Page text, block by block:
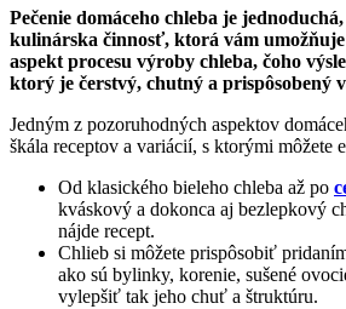
Pečenie domáceho chleba je
kulinárska činnosť, ktorá vám
aspekt procesu výroby chleba, čoho
ktorý je čerstvý, chutný a prispôsobený
Jedným z pozoruhodných aspektov
škála receptov a variácií, s ktorými môžete
Od klasického bieleho chleba až po
kváskový a dokonca aj bezlepkový
nájde recept.
Chlieb si môžete prispôsobiť
ako sú bylinky, korenie, sušené
vylepšiť tak jeho chuť a štruktúru.